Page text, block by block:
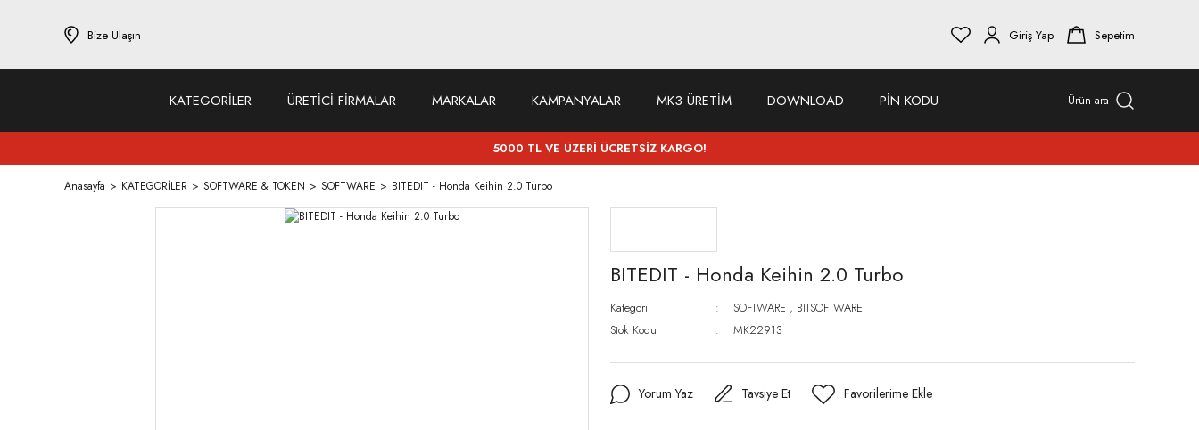
Bize Ulaşın Giriş Yap Sepetim
KATEGORİLER ÜRETİCİ FİRMALAR MARKALAR KAMPANYALAR MK3 ÜRETİM DOWNLOAD PİN KODU Ürün ara
5000 TL VE ÜZERİ ÜCRETSİZ KARGO!
Anasayfa KATEGORİLER SOFTWARE & TOKEN SOFTWARE BITEDIT - Honda Keihin 2.0 Turbo
BITEDIT - Honda Keihin 2.0 Turbo
Kategori SOFTWARE , BITSOFTWARE
Stok Kodu
MK22913
Yorum Yaz Tavsiye Et